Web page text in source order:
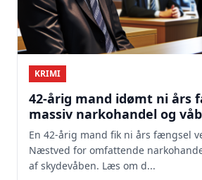
KRIMI
42-årig mand idømt ni års
massiv narkohandel og
En 42-årig mand fik ni års fængsel
Næstved for omfattende
af skydevåben. Læs om d...